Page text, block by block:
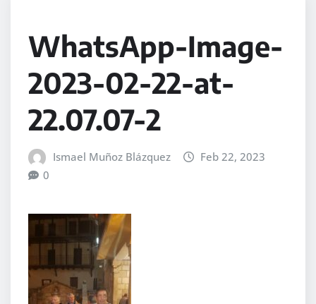
WhatsApp-Image-
2023-02-22-at-
22.07.07-2
Ismael Muñoz Blázquez
Feb 22, 2023
0